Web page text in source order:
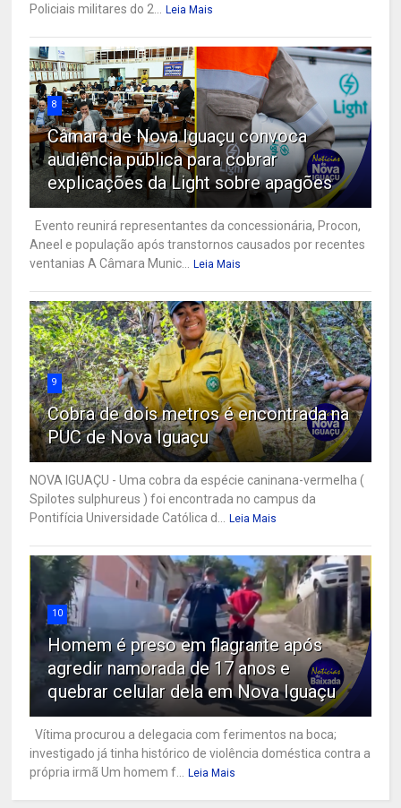
Policiais militares do 2... Leia Mais
8
Câmara de Nova Iguaçu convoca
audiência pública para cobrar
explicações da Light sobre apagões
Evento reunirá representantes da concessionária, Procon,
Aneel e população após transtornos causados por recentes
ventanias A Câmara Munic... Leia Mais
9
Cobra de dois metros é encontrada na
PUC de Nova Iguaçu
NOVA IGUAÇU - Uma cobra da espécie caninana-vermelha (
Spilotes sulphureus ) foi encontrada no campus da
Pontifícia Universidade Católica d... Leia Mais
10
Homem é preso em flagrante após
agredir namorada de 17 anos e
quebrar celular dela em Nova Iguaçu
Vítima procurou a delegacia com ferimentos na boca;
investigado já tinha histórico de violência doméstica contra a
própria irmã Um homem f... Leia Mais